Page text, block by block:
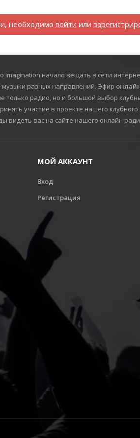
необходимо войти или
Imagination начало вещать в сети
музыки разных направлений. Эфир
только радио, но и большой выбор
участие в проекте нашего
видеть вас на сайте нашего онлайн
МОЙ АККАУНТ
Вход
Регистрация